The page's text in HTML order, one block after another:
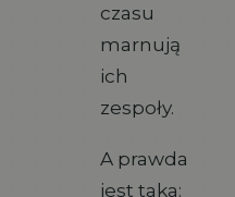
czasu
marnują
ich
zespoły.
A prawda
jest taka: